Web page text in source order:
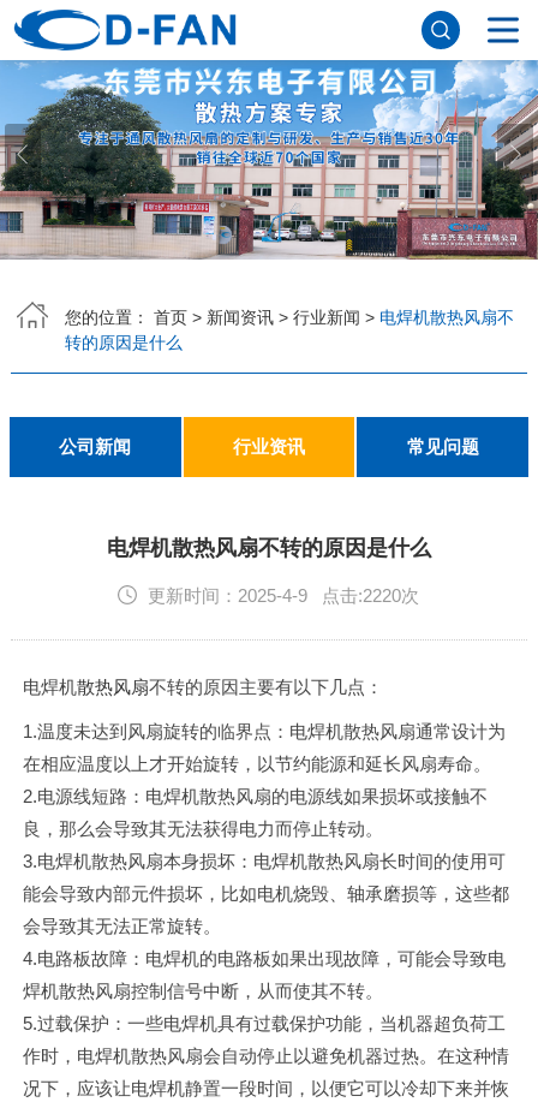
网站首页
关于香蕉APP下载安装污免费
公司简介
董事长寄语
发展历程
公司优势
企业文化
荣誉资质
企业风采
仪器设备
视频中心
产品中心
应用案例
工程案例
解决方案
公司新闻
行业资讯
常见问题
联系香蕉APP下载安装污免费
您的位置： 首页> 新闻资讯> 行业新闻 > 电焊机散热风扇不
转的原因是什么
公司新闻 行业资讯 常见问题
电焊机散热风扇不转的原因是什么
更新时间：2025-4-9 点击:2220次
电焊机散热风扇不转的原因主要有以下几点：
1.温度未达到风扇旋转的临界点：电焊机散热风扇通常设计为
在相应温度以上才开始旋转，以节约能源和延长风扇寿命。
2.电源线短路：电焊机散热风扇的电源线如果损坏或接触不
良，那么会导致其无法获得电力而停止转动。
3.电焊机散热风扇本身损坏：电焊机散热风扇长时间的使用可
能会导致内部元件损坏，比如电机烧毁、轴承磨损等，这些都
会导致其无法正常旋转。
4.电路板故障：电焊机的电路板如果出现故障，可能会导致电
焊机散热风扇控制信号中断，从而使其不转。
5.过载保护：一些电焊机具有过载保护功能，当机器超负荷工
作时，电焊机散热风扇会自动停止以避免机器过热。在这种情
况下，应该让电焊机静置一段时间，以便它可以冷却下来并恢